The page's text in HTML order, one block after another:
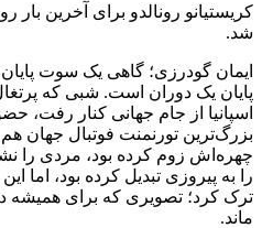
کریستیانو رونالدو برای آخرین
شد.
ایمان گودرزی؛ گاهی یک سوت
پایان یک دوران است. شبی که
اسپانیا از جام جهانی کنار رفت،
بزرگ‌ترین تورنمنت فوتبال جهان
چهره‌اش زوم کرده بود، مردی را
را به پیروزی تبدیل کرده بود، اما
ترک کرد؛ تصویری که برای همیشه
ماند.